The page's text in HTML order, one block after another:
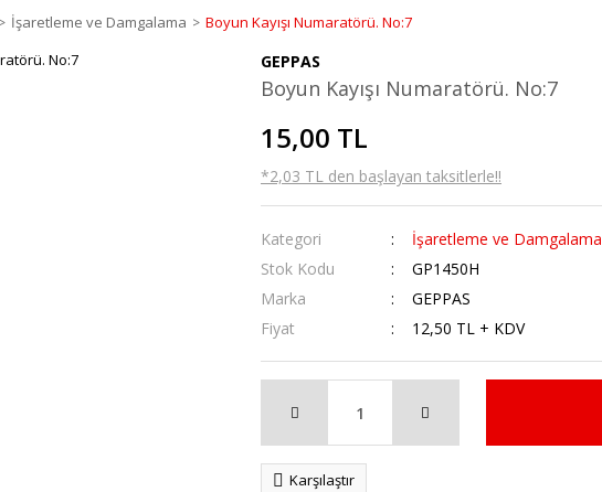
İşaretleme ve Damgalama Boyun Kayışı Numaratörü. No:7
GEPPAS
Boyun Kayışı Numaratörü. No:7
15,00 TL
*2,03 TL den başlayan taksitlerle!!
Kategori
İşaretleme ve Damgalama
Stok Kodu
GP1450H
Marka
GEPPAS
Fiyat
12,50 TL + KDV
Karşılaştır